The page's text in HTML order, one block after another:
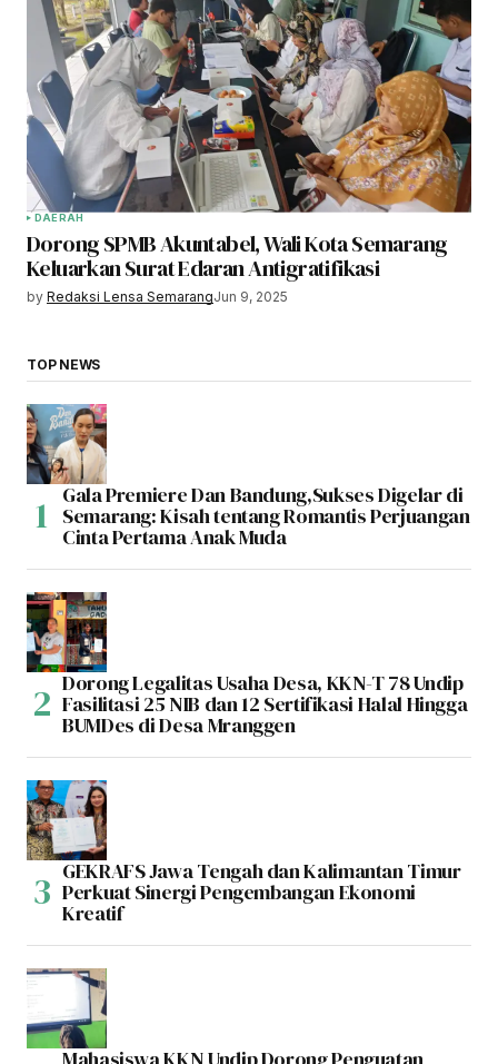
DAERAH
Dorong SPMB Akuntabel, Wali Kota Semarang
Keluarkan Surat Edaran Antigratifikasi
by Redaksi Lensa SemarangJun 9, 2025
TOP NEWS
Gala Premiere Dan Bandung,Sukses Digelar di
Semarang: Kisah tentang Romantis Perjuangan
Cinta Pertama Anak Muda
Dorong Legalitas Usaha Desa, KKN-T 78 Undip
Fasilitasi 25 NIB dan 12 Sertifikasi Halal Hingga
BUMDes di Desa Mranggen
GEKRAFS Jawa Tengah dan Kalimantan Timur
Perkuat Sinergi Pengembangan Ekonomi
Kreatif